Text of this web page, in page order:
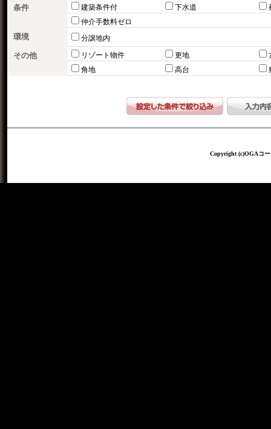
条件 建築条件付 下水道
仲介手数料ゼロ
環境 分譲地内
その他 リゾート物件 更地
角地
高台
Copyright (c)OGAコ